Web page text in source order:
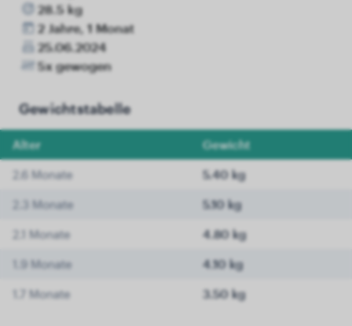
28.5 kg
2 Jahre, 1 Monat
25.06.2024
5x gewogen
Gewichtstabelle
Alter Gewicht
2.6 Monate 5.40 kg
2.3 Monate 5.10 kg
2.1 Monate 4.80 kg
1.9 Monate 4.10 kg
1.7 Monate 3.50 kg